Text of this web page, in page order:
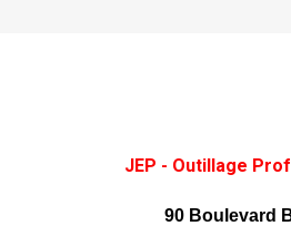
JEP - Outillage
90 Boulevard